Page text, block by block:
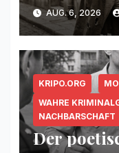
AUG. 6, 2026
KRIPO.ORG
WAHRE
NACHBARSCHAFT
Der